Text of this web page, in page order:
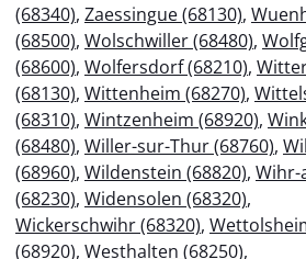
(68340), Zaessingue (68130),
(68500), Wolschwiller (68480),
(68600), Wolfersdorf (68210),
(68130), Wittenheim (68270),
(68310), Wintzenheim (68920),
(68480), Willer-sur-Thur (68760),
(68960), Wildenstein (68820), Wihr-
(68230), Widensolen (68320),
Wickerschwihr (68320),
(68920), Westhalten (68250),